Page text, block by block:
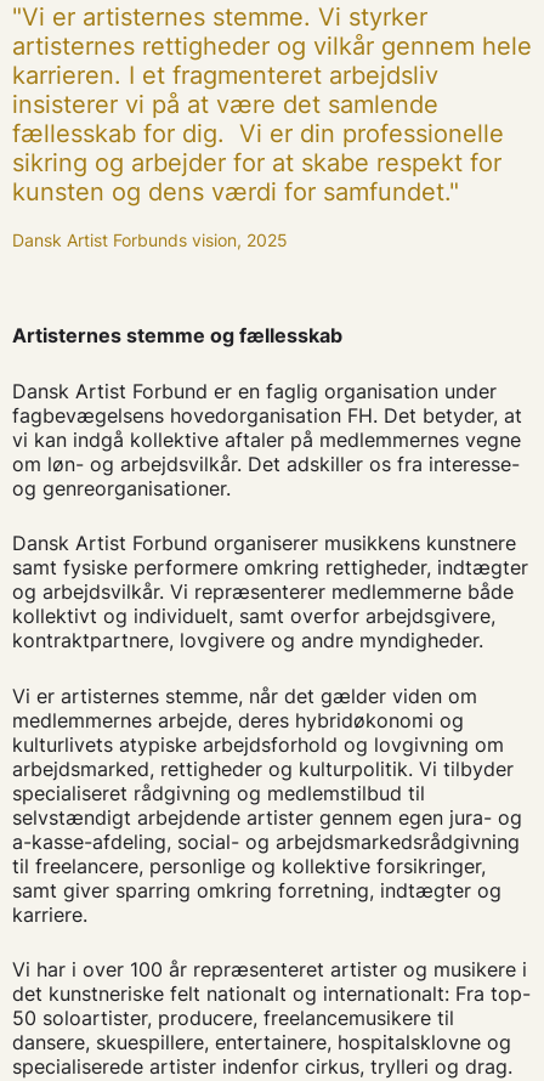
"Vi er artisternes stemme. Vi styrker
artisternes rettigheder og vilkår gennem hele
karrieren. I et fragmenteret arbejdsliv
insisterer vi på at være det samlende
fællesskab for dig. Vi er din professionelle
sikring og arbejder for at skabe respekt for
kunsten og dens værdi for samfundet."
Dansk Artist Forbunds vision, 2025
Artisternes stemme og fællesskab
Dansk Artist Forbund er en faglig organisation under
fagbevægelsens hovedorganisation FH. Det betyder, at
vi kan indgå kollektive aftaler på medlemmernes vegne
om løn- og arbejdsvilkår. Det adskiller os fra interesse-
og genreorganisationer.
Dansk Artist Forbund organiserer musikkens kunstnere
samt fysiske performere omkring rettigheder, indtægter
og arbejdsvilkår. Vi repræsenterer medlemmerne både
kollektivt og individuelt, samt overfor arbejdsgivere,
kontraktpartnere, lovgivere og andre myndigheder. ​
Vi er artisternes stemme, når det gælder viden om
medlemmernes arbejde, deres hybridøkonomi og
kulturlivets atypiske arbejdsforhold og lovgivning om
arbejdsmarked, rettigheder og kulturpolitik. Vi tilbyder
specialiseret rådgivning og medlemstilbud til
selvstændigt arbejdende artister gennem egen jura- og
a-kasse-afdeling, social- og arbejdsmarkedsrådgivning
til freelancere, personlige og kollektive forsikringer,
samt giver sparring omkring forretning, indtægter og
karriere.​
Vi har i over 100 år repræsenteret artister og musikere i
det kunstneriske felt nationalt og internationalt: Fra top-
50 soloartister, producere, freelancemusikere til
dansere, skuespillere, entertainere, hospitalsklovne og
specialiserede artister indenfor cirkus, trylleri og drag. ​